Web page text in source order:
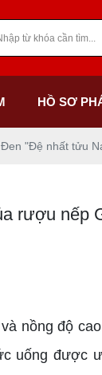
HỒ SƠ
"Đệ nhất tửu
rượu nếp
nồng độ
uống được